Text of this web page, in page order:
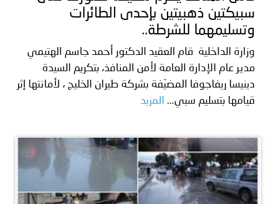
سبيكتين ذهبيتين بإحدى الطائرات
وتسليمهما للشرطة..
وزارة الداخلية قام العقيد الدكتور أحمد جاسم الهتيمي
مدير عام الإدارة العامة لأمن المنافذ، بتكريم السيدة
دينيسا ريفاجوفا المضيّفة بشركة طيران الخليج ، لأمانتها إثر
قيامها بتسليم سبي...
المزيد